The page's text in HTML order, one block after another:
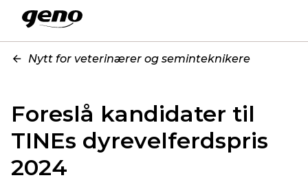
Nytt for veterinærer og seminteknikere
Foreslå kandidater til
TINEs dyrevelferdspris
2024